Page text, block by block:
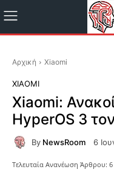
Αρχική Xiaomi
XIAOMI
Xiaomi:
HyperOS 3
By NewsRoom 6
Τελευταία Ανανέωση Άρθρου: